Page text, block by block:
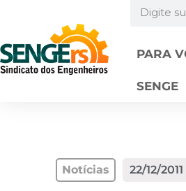
PARA
SENGE
Notícias 22/12/2011